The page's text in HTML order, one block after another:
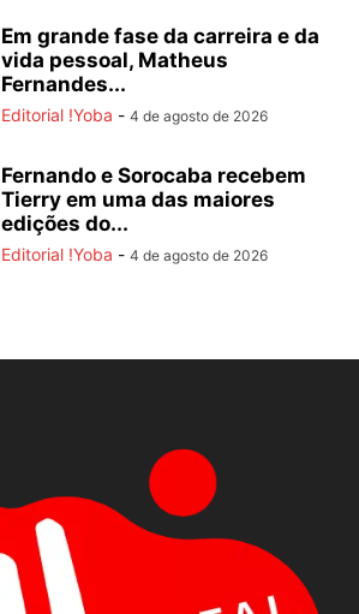
Em grande fase da carreira e da
vida pessoal, Matheus
Fernandes...
Editorial !Yoba - 4 de agosto de 2026
Fernando e Sorocaba recebem
Tierry em uma das maiores
edições do...
Editorial !Yoba - 4 de agosto de 2026